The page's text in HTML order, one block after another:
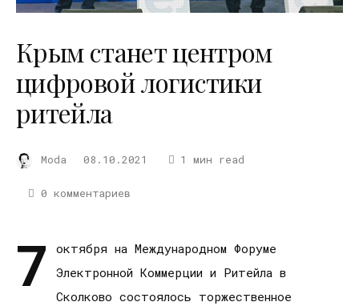
Крым станет центром
цифровой логистики
ритейла
Moda 08.10.2021 1 мин read
0 комментариев
7
октября на Международном Форуме
Электронной Коммерции и Ритейла в
Сколково состоялось торжественное